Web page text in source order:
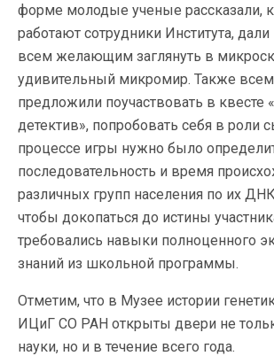
форме молодые ученые рассказали,
работают сотрудники Института,
всем желающим заглянуть в
удивительный микромир. Также
предложили поучаствовать в квесте
детектив», попробовать себя в роли
процессе игры нужно было
последовательность и время
различных групп населения по их
чтобы докопаться до истины
требовались навыки полноценного
знаний из школьной программы.
Отметим, что в Музее истории
ИЦиГ СО РАН открыты двери не
науки, но и в течение всего года.